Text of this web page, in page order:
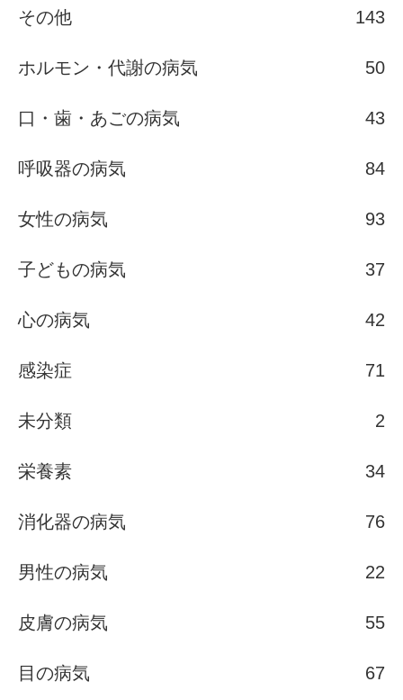
その他 143
ホルモン・代謝の病気 50
口・歯・あごの病気 43
呼吸器の病気 84
女性の病気 93
子どもの病気 37
心の病気 42
感染症 71
未分類 2
栄養素 34
消化器の病気 76
男性の病気 22
皮膚の病気 55
目の病気 67